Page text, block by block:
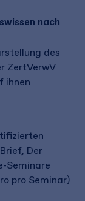
nach
des
ZertVerwV
ihnen
Der
Seminare
pro Seminar)